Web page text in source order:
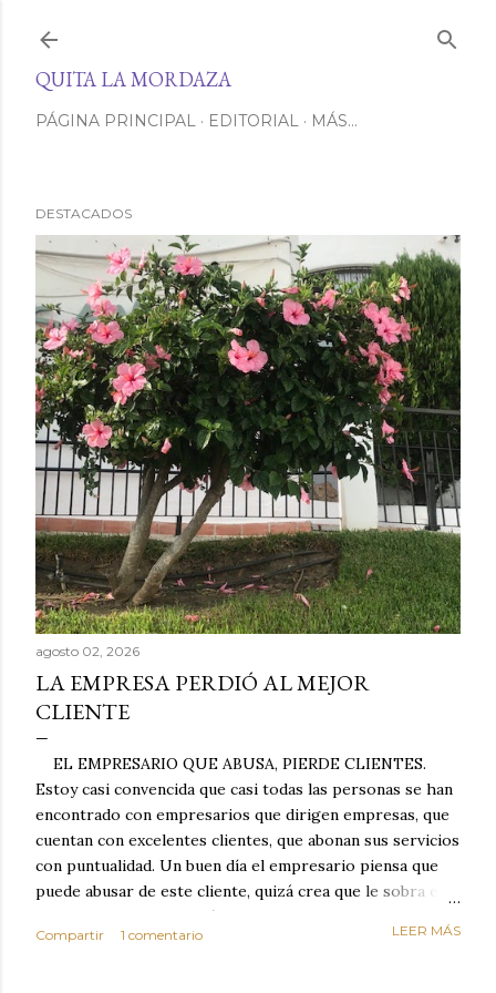
QUITA LA MORDAZA
PÁGINA PRINCIPAL EDITORIAL MÁS…
DESTACADOS
agosto 02, 2026
LA EMPRESA PERDIÓ AL MEJOR
CLIENTE
EL EMPRESARIO QUE ABUSA, PIERDE CLIENTES.
Estoy casi convencida que casi todas las personas se han
encontrado con empresarios que dirigen empresas, que
cuentan con excelentes clientes, que abonan sus servicios
con puntualidad. Un buen día el empresario piensa que
puede abusar de este cliente, quizá crea que le sobra el
dinero porque la mayoría de los otros pagan mal y
tarde y en ocasiones ni abonan los servicios. Cuando una
Compartir 1 comentario LEER MÁS